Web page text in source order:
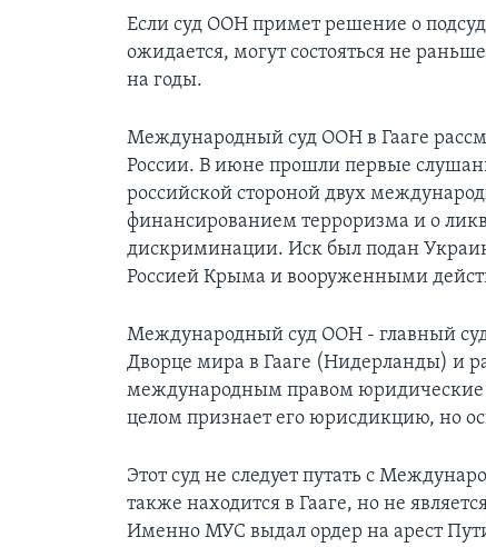
Если суд ООН примет решение о
ожидается, могут состояться не
на годы.
Международный суд ООН в Гааге
России. В июне прошли первые
российской стороной двух
финансированием терроризма и о
дискриминации. Иск был подан
Россией Крыма и вооруженными
Международный суд ООН - главный
Дворце мира в Гааге (Нидерланды) и
международным правом юридические
целом признает его юрисдикцию, но
Этот суд не следует путать с
также находится в Гааге, но не
Именно МУС выдал ордер на арест